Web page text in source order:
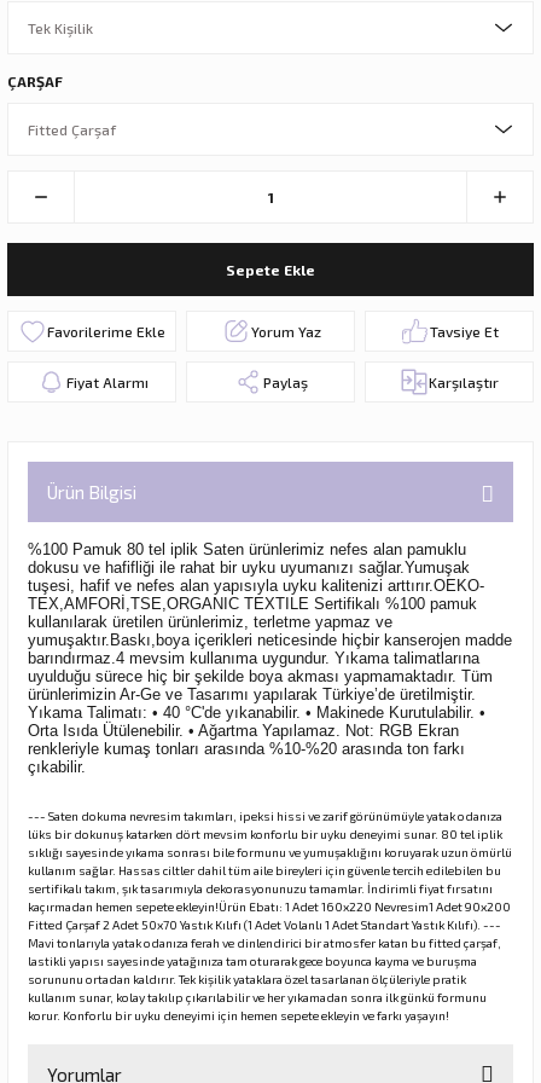
ÇARŞAF
Sepete Ekle
Yorum Yaz Tavsiye Et
Fiyat Alarmı Paylaş Karşılaştır
Ürün Bilgisi
%100 Pamuk 80 tel iplik Saten ürünlerimiz nefes alan pamuklu
dokusu ve hafifliği ile rahat bir uyku uyumanızı sağlar.Yumuşak
tuşesi, hafif ve nefes alan yapısıyla uyku kalitenizi arttırır.OEKO-
TEX,AMFORİ,TSE,ORGANIC TEXTILE Sertifikalı %100 pamuk
kullanılarak üretilen ürünlerimiz, terletme yapmaz ve
yumuşaktır.Baskı,boya içerikleri neticesinde hiçbir kanserojen madde
barındırmaz.4 mevsim kullanıma uygundur. Yıkama talimatlarına
uyulduğu sürece hiç bir şekilde boya akması yapmamaktadır. Tüm
ürünlerimizin Ar-Ge ve Tasarımı yapılarak Türkiye’de üretilmiştir.
Yıkama Talimatı: • 40 °C'de yıkanabilir. • Makinede Kurutulabilir. •
Orta Isıda Ütülenebilir. • Ağartma Yapılamaz. Not: RGB Ekran
renkleriyle kumaş tonları arasında %10-%20 arasında ton farkı
çıkabilir.
--- Saten dokuma nevresim takımları, ipeksi hissi ve zarif görünümüyle yatak odanıza
lüks bir dokunuş katarken dört mevsim konforlu bir uyku deneyimi sunar. 80 tel iplik
sıklığı sayesinde yıkama sonrası bile formunu ve yumuşaklığını koruyarak uzun ömürlü
kullanım sağlar. Hassas ciltler dahil tüm aile bireyleri için güvenle tercih edilebilen bu
sertifikalı takım, şık tasarımıyla dekorasyonunuzu tamamlar. İndirimli fiyat fırsatını
kaçırmadan hemen sepete ekleyin!Ürün Ebatı: 1 Adet 160x220 Nevresim1 Adet 90x200
Fitted Çarşaf 2 Adet 50x70 Yastık Kılıfı (1 Adet Volanlı 1 Adet Standart Yastık Kılıfı). ---
Mavi tonlarıyla yatak odanıza ferah ve dinlendirici bir atmosfer katan bu fitted çarşaf,
lastikli yapısı sayesinde yatağınıza tam oturarak gece boyunca kayma ve buruşma
sorununu ortadan kaldırır. Tek kişilik yataklara özel tasarlanan ölçüleriyle pratik
kullanım sunar, kolay takılıp çıkarılabilir ve her yıkamadan sonra ilk günkü formunu
korur. Konforlu bir uyku deneyimi için hemen sepete ekleyin ve farkı yaşayın!
Yorumlar